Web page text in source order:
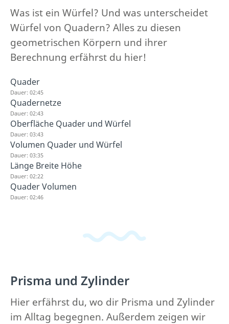
Was ist ein Würfel? Und was unterscheidet
Würfel von Quadern? Alles zu diesen
geometrischen Körpern und ihrer
Berechnung erfährst du hier!
Quader
Dauer: 02:45
Quadernetze
Dauer: 02:43
Oberfläche Quader und Würfel
Dauer: 03:43
Volumen Quader und Würfel
Dauer: 03:35
Länge Breite Höhe
Dauer: 02:22
Quader Volumen
Dauer: 02:46
Prisma und Zylinder
Hier erfährst du, wo dir Prisma und Zylinder
im Alltag begegnen. Außerdem zeigen wir